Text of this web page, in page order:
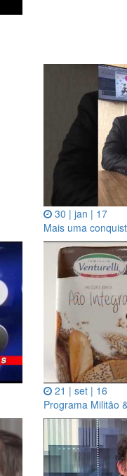
30 | jan | 17
Mais uma
21 | set | 16
Programa Militão